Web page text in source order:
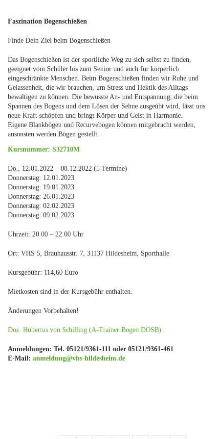
Faszination Bogenschießen
Finde Dein Ziel beim Bogenschießen
Das Bogenschießen ist der sportliche Weg zu sich selbst zu finden,
geeignet vom Schüler bis zum Senior und auch für körperlich
eingeschränkte Menschen. Beim Bogenschießen finden wir Ruhe und
Gelassenheit, die wir brauchen, um Stress und Hektik des Alltags
bewältigen zu können. Die bewusste An- und Entspannung, die beim
Spannen des Bogens und dem Lösen der Sehne ausgeübt wird, lässt uns
neue Kraft schöpfen und bringt Körper und Geist in Harmonie.
Eigene Blankbögen und Recurvebögen können mitgebracht werden,
ansonsten werden Bögen gestellt.
Kursnummer: S32710M
Do., 12.01.2022 – 08.12.2022 (5 Termine)
Donnerstag: 12.01.2023
Donnerstag: 19.01.2023
Donnerstag: 26.01.2023
Donnerstag: 02.02.2023
Donnerstag: 09.02.2023
Uhrzeit: 20.00 – 22.00 Uhr
Ort: VHS 5, Brauhausstr. 7, 31137 Hildesheim, Sporthalle
Kursgebühr: 114,60 Euro
Mietkosten sind in der Kursgebühr enthalten.
Änderungen Vorbehalten!
Doz. Hubertus von Schilling (A-Trainer Bogen DOSB)
Anmeldungen: Tel. 05121/9361-111 oder 05121/9361-461
E-Mail: anmeldung@vhs-hildesheim.de